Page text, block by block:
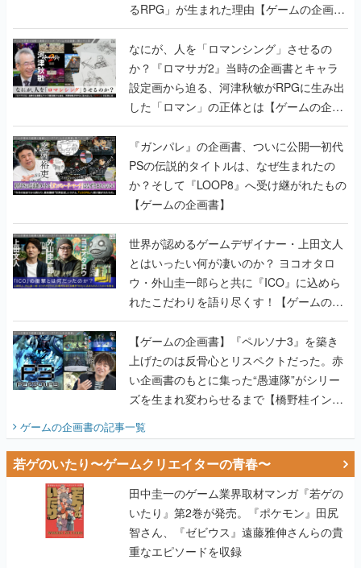
るRPG」が生まれた理由【ゲームの企画
書】
なにが、人を「ロマンシング」させるの
か？『ロマサガ2』当時の企画書とキャラ
設定画から迫る、河津秋敏がRPGに生み出
した「ロマン」の正体とは【ゲームの企画
書】
『ガンパレ』の企画書、ついに公開━初代
PSの伝説的タイトルは、なぜ生まれたの
か？そして『LOOP8』へ受け継がれたもの
【ゲームの企画書】
世界が認めるゲームデザイナー・上田文人
とはいったい何が凄いのか？ ヨコオタロ
ウ・外山圭一郎らと共に『ICO』に込めら
れたこだわりを語り尽くす！【ゲームの企
画書】
【ゲームの企画書】『ペルソナ3』を築き
上げたのは反骨心とリスペクトだった。赤
い企画書のもとに集った“愚連隊”がシリー
ズを生まれ変わらせるまで【橋野桂インタ
ビュー】
ゲームの企画書の記事一覧
若ゲのいたり〜ゲームクリエイターの青春〜
田中圭一のゲーム業界取材マンガ『若ゲの
いたり』第2巻が発売。『ポケモン』田尻
智さん、『ゼビウス』遠藤雅伸さんらの貴
重なエピソードを収録